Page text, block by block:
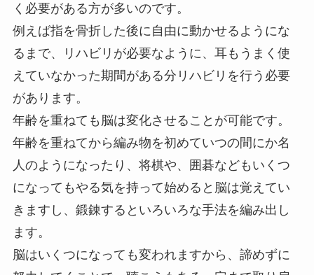
く必要がある方が多いのです。
例えば指を骨折した後に自由に動かせるようにな
るまで、リハビリが必要なように、耳もうまく使
えていなかった期間がある分リハビリを行う必要
があります。
年齢を重ねても脳は変化させることが可能です。
年齢を重ねてから編み物を初めていつの間にか名
人のようになったり、将棋や、囲碁などもいくつ
になってもやる気を持って始めると脳は覚えてい
きますし、鍛錬するといろいろな手法を編み出し
ます。
脳はいくつになっても変われますから、諦めずに